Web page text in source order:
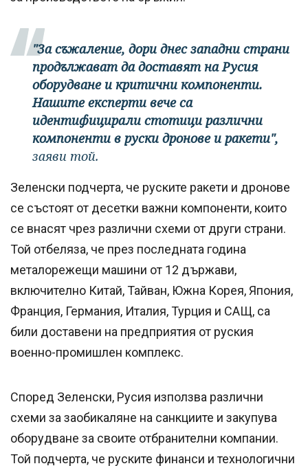
"За съжаление, дори днес западни страни
продължават да доставят на Русия
оборудване и критични компоненти.
Нашите експерти вече са
идентифицирали стотици различни
компоненти в руски дронове и ракети",
заяви той.
Зеленски подчерта, че руските ракети и дронове
се състоят от десетки важни компоненти, които
се внасят чрез различни схеми от други страни.
Той отбеляза, че през последната година
металорежещи машини от 12 държави,
включително Китай, Тайван, Южна Корея, Япония,
Франция, Германия, Италия, Турция и САЩ, са
били доставени на предприятия от руския
военно-промишлен комплекс.
Според Зеленски, Русия използва различни
схеми за заобикаляне на санкциите и закупува
оборудване за своите отбранителни компании.
Той подчерта, че руските финанси и технологични